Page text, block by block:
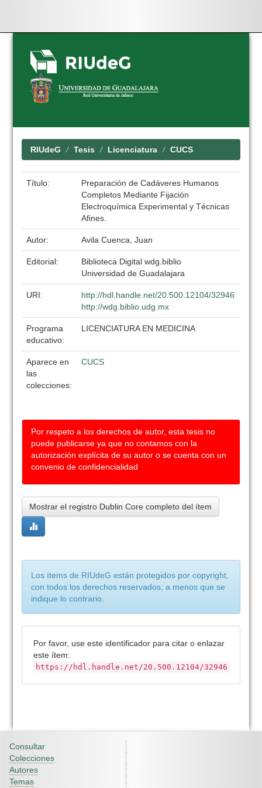
Skip
navigation
RIUdeG Tesis Licenciatura CUCS
Título:
Preparación de Cadáveres Humanos
Completos Mediante Fijación
Electroquímica Experimental y Técnicas
Afines.
Autor: Avila Cuenca, Juan
Editorial:
Biblioteca Digital wdg.biblio
Universidad de Guadalajara
URI:
http://hdl.handle.net/20.500.12104/32946
http://wdg.biblio.udg.mx
Programa
educativo:
LICENCIATURA EN MEDICINA
Aparece en
las
colecciones:
CUCS
Por respeto a los derechos de autor, esta tesis no
puede publicarse ya que no contamos con la
autorización explícita de su autor o se cuenta con un
convenio de confidencialidad
Mostrar el registro Dublin Core completo del ítem
Los ítems de RIUdeG están protegidos por copyright,
con todos los derechos reservados, a menos que se
indique lo contrario.
Por favor, use este identificador para citar o enlazar
este ítem:
https://hdl.handle.net/20.500.12104/32946
Consultar
Colecciones
Autores
Temas